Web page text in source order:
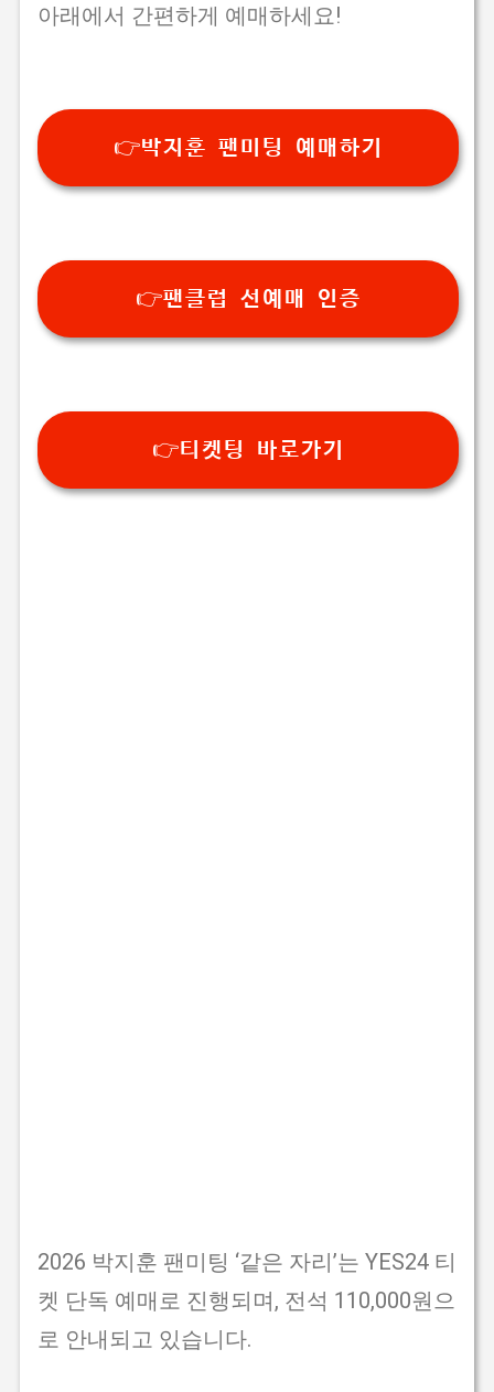
아래에서 간편하게 예매하세요!
👉박지훈 팬미팅 예매하기
👉팬클럽 선예매 인증
👉티켓팅 바로가기
2026 박지훈 팬미팅 ‘같은 자리’는 YES24 티
켓 단독 예매로 진행되며, 전석 110,000원으
로 안내되고 있습니다.